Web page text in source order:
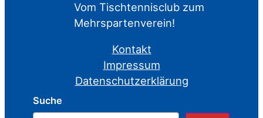
Vom Tischtennisclub zum
Mehrspartenverein!
Kontakt
Impressum
Datenschutzerklärung
Suche